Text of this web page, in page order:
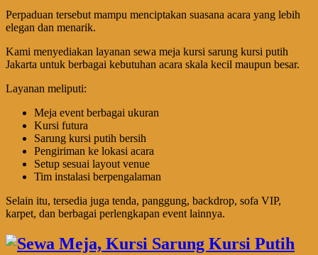
Perpaduan tersebut mampu menciptakan suasana acara yang lebih
elegan dan menarik.
Kami menyediakan layanan sewa meja kursi sarung kursi putih
Jakarta untuk berbagai kebutuhan acara skala kecil maupun besar.
Layanan meliputi:
Meja event berbagai ukuran
Kursi futura
Sarung kursi putih bersih
Pengiriman ke lokasi acara
Setup sesuai layout venue
Tim instalasi berpengalaman
Selain itu, tersedia juga tenda, panggung, backdrop, sofa VIP,
karpet, dan berbagai perlengkapan event lainnya.